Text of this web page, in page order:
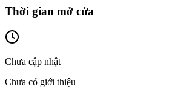
Thời gian mở cửa
Chưa cập nhật
Chưa có giới thiệu